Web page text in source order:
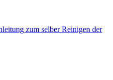
zum selber Reinigen der